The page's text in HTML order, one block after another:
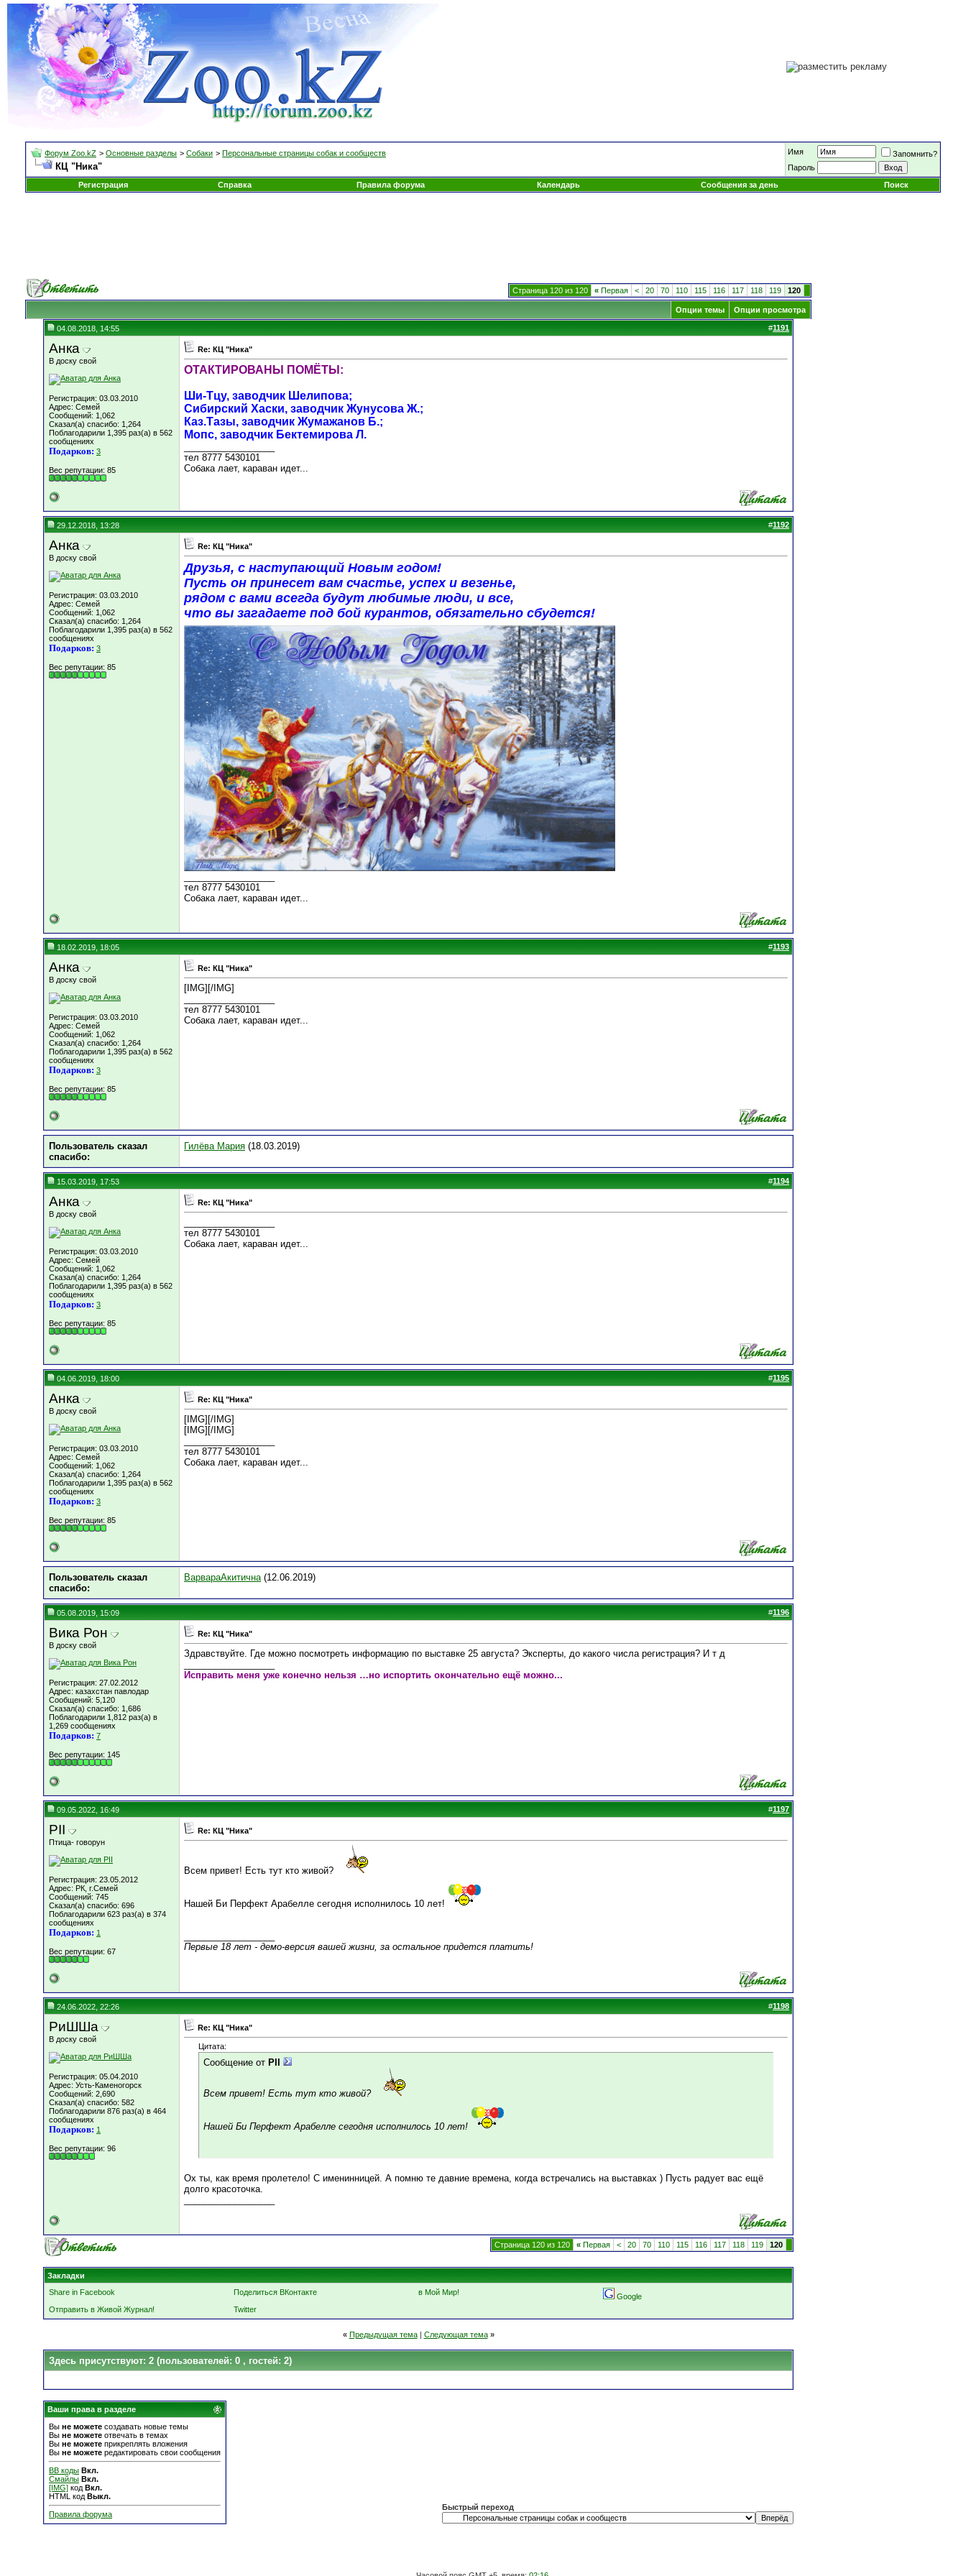
Форум Zoo.kZ > Основные разделы > Собаки > Персональные страницы собак и сообществ
КЦ "Ника"
Имя
Запомнить?
Пароль
Регистрация
Справка Правила форума Календарь Сообщения за день Поиск
Страница 120 из 120 « Первая < 20 70 110 115 116 117 118 119 120
Опции темы Опции просмотра
04.08.2018, 14:55 #1191
Анка
В доску свой
Регистрация: 03.03.2010
Адрес: Семей
Сообщений: 1,062
Сказал(а) спасибо: 1,264
Поблагодарили 1,395 раз(а) в 562
сообщениях
Подарков: 3
Вес репутации: 85
Re: КЦ "Ника"
ОТАКТИРОВАНЫ ПОМЁТЫ:
Ши-Тцу, заводчик Шелипова;
Сибирский Хаски, заводчик Жунусова Ж.;
Каз.Тазы, заводчик Жумажанов Б.;
Мопс, заводчик Бектемирова Л.
тел 8777 5430101
Собака лает, караван идет...
29.12.2018, 13:28 #1192
Анка
В доску свой
Регистрация: 03.03.2010
Адрес: Семей
Сообщений: 1,062
Сказал(а) спасибо: 1,264
Поблагодарили 1,395 раз(а) в 562
сообщениях
Подарков: 3
Вес репутации: 85
Re: КЦ "Ника"
Друзья, с наступающий Новым годом!
Пусть он принесет вам счастье, успех и везенье,
рядом с вами всегда будут любимые люди, и все,
что вы загадаете под бой курантов, обязательно сбудется!
тел 8777 5430101
Собака лает, караван идет...
18.02.2019, 18:05 #1193
Анка
В доску свой
Регистрация: 03.03.2010
Адрес: Семей
Сообщений: 1,062
Сказал(а) спасибо: 1,264
Поблагодарили 1,395 раз(а) в 562
сообщениях
Подарков: 3
Вес репутации: 85
Re: КЦ "Ника"
[IMG] [/IMG]
тел 8777 5430101
Собака лает, караван идет...
Пользователь сказал
cпасибо:
Гилёва Мария (18.03.2019)
15.03.2019, 17:53 #1194
Анка
В доску свой
Регистрация: 03.03.2010
Адрес: Семей
Сообщений: 1,062
Сказал(а) спасибо: 1,264
Поблагодарили 1,395 раз(а) в 562
сообщениях
Подарков: 3
Вес репутации: 85
Re: КЦ "Ника"
тел 8777 5430101
Собака лает, караван идет...
04.06.2019, 18:00 #1195
Анка
В доску свой
Регистрация: 03.03.2010
Адрес: Семей
Сообщений: 1,062
Сказал(а) спасибо: 1,264
Поблагодарили 1,395 раз(а) в 562
сообщениях
Подарков: 3
Вес репутации: 85
Re: КЦ "Ника"
[IMG] [/IMG]
[IMG] [/IMG]
тел 8777 5430101
Собака лает, караван идет...
Пользователь сказал
cпасибо:
ВарвараАкитична(12.06.2019)
05.08.2019, 15:09 #1196
Вика Рон
В доску свой
Регистрация: 27.02.2012
Адрес: казахстан павлодар
Сообщений: 5,120
Сказал(а) спасибо: 1,686
Поблагодарили 1,812 раз(а) в
1,269 сообщениях
Подарков: 7
Вес репутации: 145
Re: КЦ "Ника"
Здравствуйте. Где можно посмотреть информацию по выставке 25 августа? Эксперты, до какого числа регистрация? И т д
Исправить меня уже конечно нельзя …но испортить окончательно ещё можно...
09.05.2022, 16:49 #1197
PII
Птица- говорун
Регистрация: 23.05.2012
Адрес: РК, г.Семей
Сообщений: 745
Сказал(а) спасибо: 696
Поблагодарили 623 раз(а) в 374
сообщениях
Подарков: 1
Вес репутации: 67
Re: КЦ "Ника"
Всем привет! Есть тут кто живой?
Нашей Би Перфект Арабелле сегодня исполнилось 10 лет!
Первые 18 лет - демо-версия вашей жизни, за остальное придется платить!
24.06.2022, 22:26 #1198
РиШШа
В доску свой
Регистрация: 05.04.2010
Адрес: Усть-Каменогорск
Сообщений: 2,690
Сказал(а) спасибо: 582
Поблагодарили 876 раз(а) в 464
сообщениях
Подарков: 1
Вес репутации: 96
Re: КЦ "Ника"
Цитата:
Сообщение от PII
Всем привет! Есть тут кто живой?
Нашей Би Перфект Арабелле сегодня исполнилось 10 лет!
Ох ты, как время пролетело! С именинницей. А помню те давние времена, когда встречались на выставках ) Пусть радует вас ещё
долго красоточка.
Страница 120 из 120 « Первая < 20 70 110 115 116 117 118 119 120
Закладки
Share in Facebook
Поделиться ВКонтакте в Мой Мир!
Google
Отправить в Живой Журнал!
Twitter
« Предыдущая тема| Следующая тема »
Здесь присутствуют: 2 (пользователей: 0 , гостей: 2)
Ваши права в разделе
Вы не можете создавать новые темы
Вы не можете отвечать в темах
Вы не можете прикреплять вложения
Вы не можете редактировать свои сообщения
BB коды Вкл.
Смайлы Вкл.
[IMG] код Вкл.
HTML код Выкл.
Правила форума
Быстрый переход